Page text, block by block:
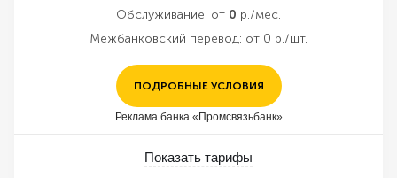
Обслуживание: от 0 р./мес.
Межбанковский перевод: от 0 р./шт.
ПОДРОБНЫЕ УСЛОВИЯ
Реклама банка «Промсвязьбанк»
Показать тарифы